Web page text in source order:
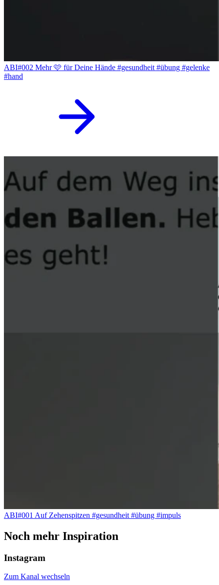
ABI#002 Mehr 🩷 für Deine Hände #gesundheit #übung #gelenke
#hand
ABI#001 Auf Zehenspitzen #gesundheit #übung #impuls
Noch mehr Inspiration
Instagram
Zum Kanal wechseln